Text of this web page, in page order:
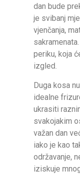
dan bude
je svibanj
vjenčanja,
periku, koja
izgled.
Duga kosa
idealne
ukrasiti
svakojakim
važan dan
iako je kao
održavanje,
iziskuje